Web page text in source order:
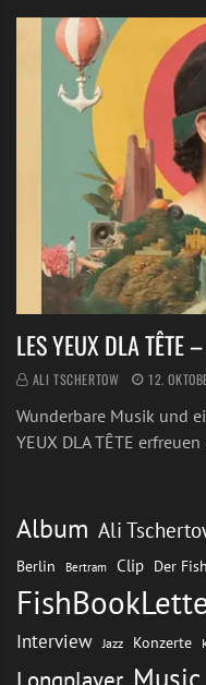
LES YEUX DLA TÊTE
ALI TSCHERTOW 12.
Wunderbare Musik und
YEUX DLA TÊTE
Album Ali
Berlin Bertram Clip Der
Interview Jazz Konzerte